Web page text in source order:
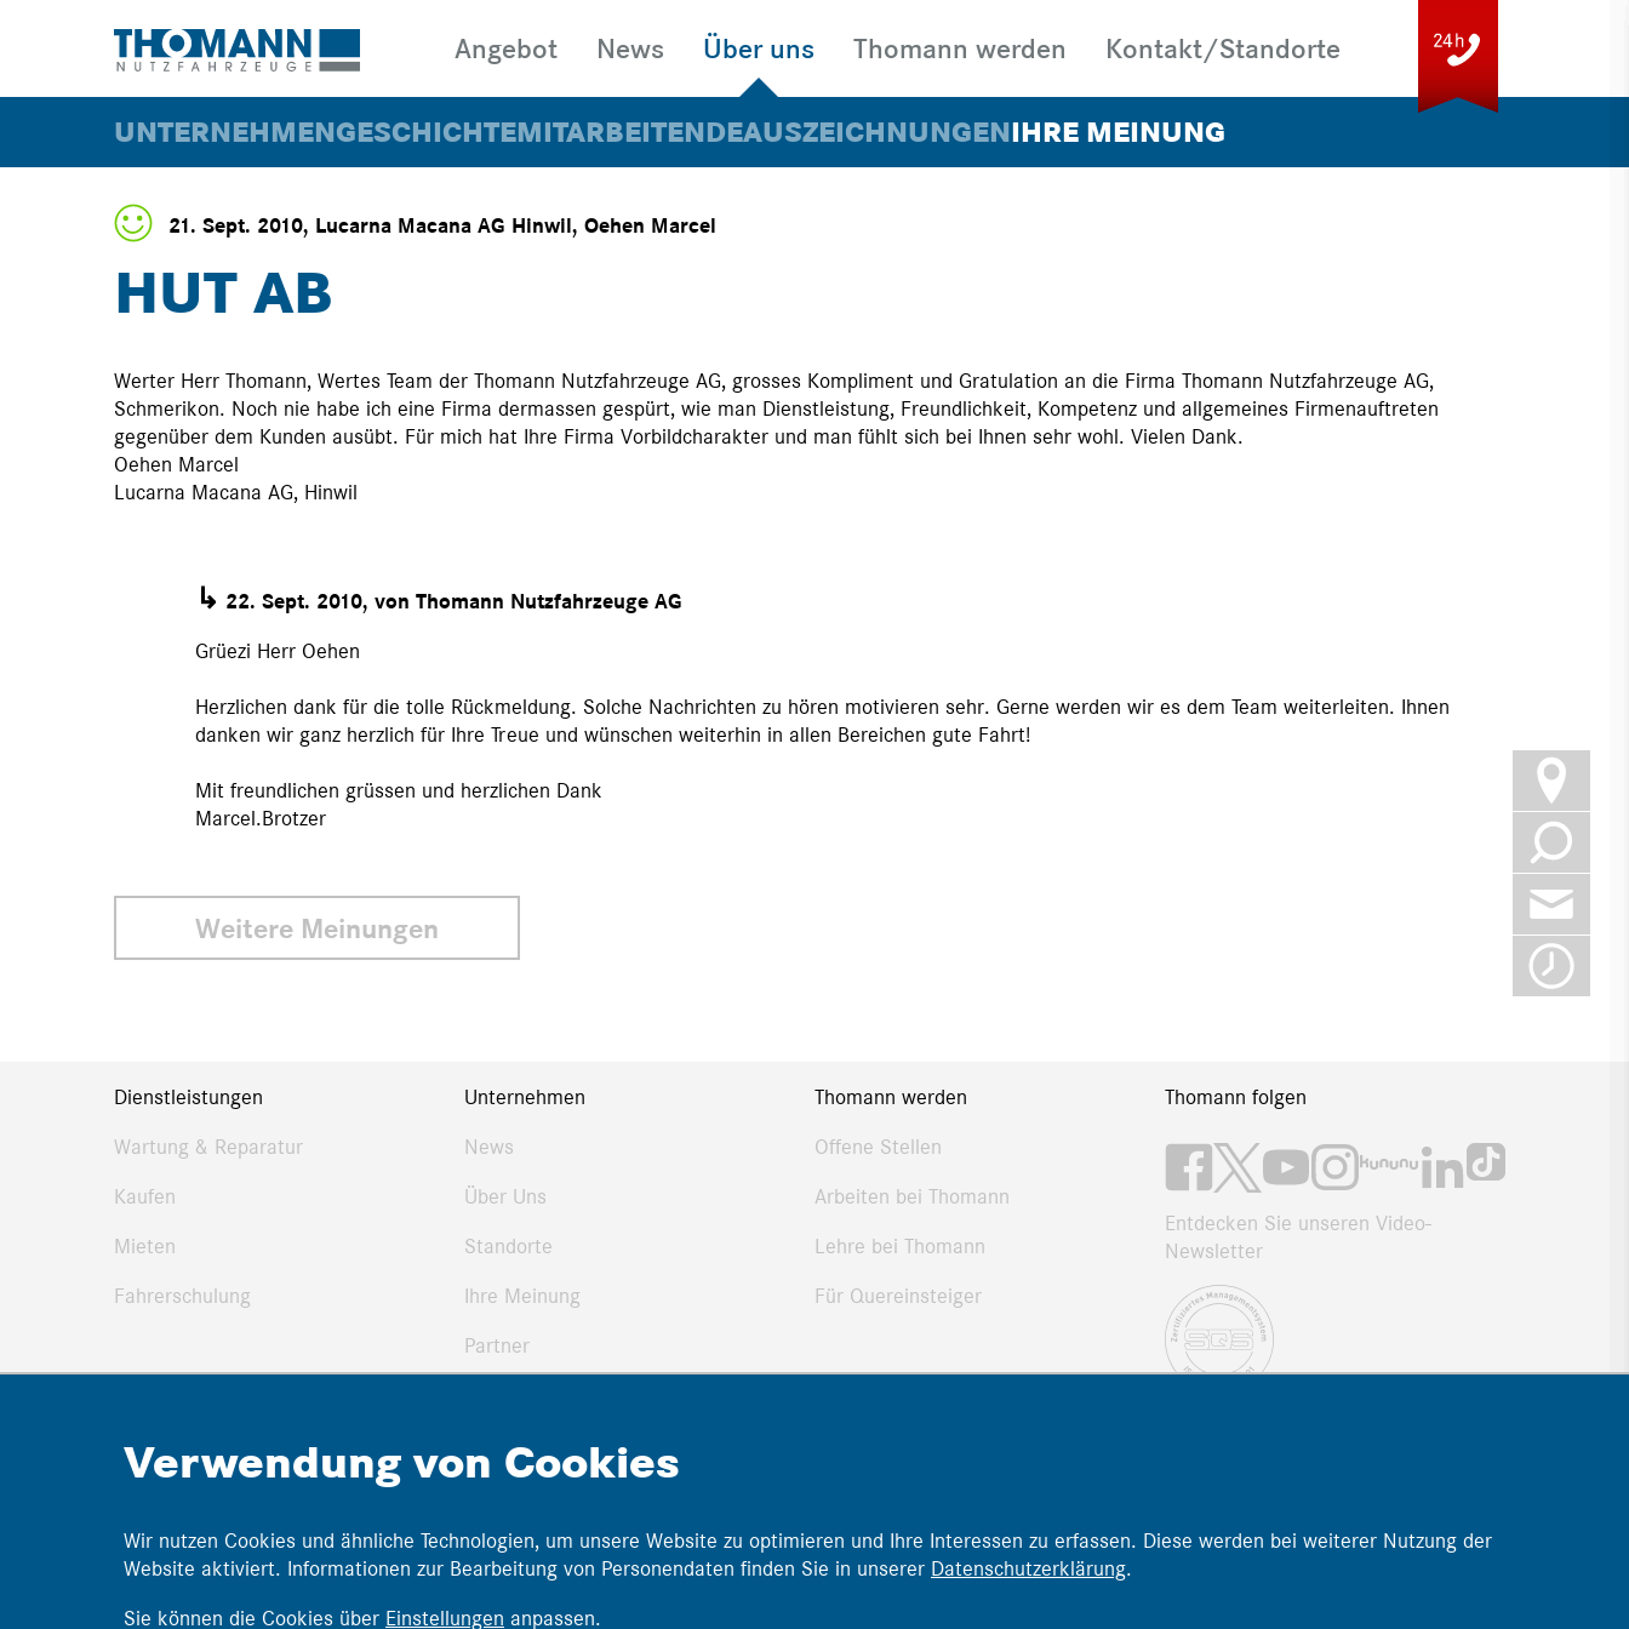
Angebot
WARTUNG &
News Über uns
UNTERNEHMENGESCHICHTEMITARBEITENDEAUSZEICHNUNGENIHRE MEINUNG
Thomann werden Kontakt/Standorte
21. Sept. 2010, Lucarna Macana AG Hinwil, Oehen Marcel
HUT AB
Werter Herr Thomann, Wertes Team der Thomann Nutzfahrzeuge AG, grosses Kompliment und Gratulation an die Firma Thomann Nutzfahrzeuge AG,
Schmerikon. Noch nie habe ich eine Firma dermassen gespürt, wie man Dienstleistung, Freundlichkeit, Kompetenz und allgemeines Firmenauftreten
gegenüber dem Kunden ausübt. Für mich hat Ihre Firma Vorbildcharakter und man fühlt sich bei Ihnen sehr wohl. Vielen Dank.
Oehen Marcel
Lucarna Macana AG, Hinwil
↳ 22. Sept. 2010, von Thomann Nutzfahrzeuge AG
Grüezi Herr Oehen
Herzlichen dank für die tolle Rückmeldung. Solche Nachrichten zu hören motivieren sehr. Gerne werden wir es dem Team weiterleiten. Ihnen
danken wir ganz herzlich für Ihre Treue und wünschen weiterhin in allen Bereichen gute Fahrt!
Mit freundlichen grüssen und herzlichen Dank
Marcel.Brotzer
Weitere Meinungen
Dienstleistungen
Wartung & Reparatur
Kaufen
Mieten
Fahrerschulung
Unternehmen
News
Über Uns
Standorte
Ihre Meinung
Partner
Thomann werden
Offene Stellen
Arbeiten bei Thomann
Lehre bei Thomann
Für Quereinsteiger
Thomann folgen
Entdecken Sie unseren Video-
Newsletter
Verwendung von Cookies
Wir nutzen Cookies und ähnliche Technologien, um unsere Website zu optimieren und Ihre Interessen zu erfassen. Diese werden bei weiterer Nutzung der
Website aktiviert. Informationen zur Bearbeitung von Personendaten finden Sie in unserer Datenschutzerklärung.
Sie können die Cookies über Einstellungen anpassen.